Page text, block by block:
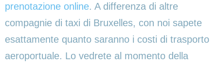
prenotazione online. A differenza di altre
compagnie di taxi di Bruxelles, con noi sapete
esattamente quanto saranno i costi di trasporto
aeroportuale. Lo vedrete al momento della